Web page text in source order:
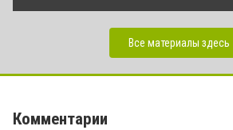
Все материалы здесь
Комментарии